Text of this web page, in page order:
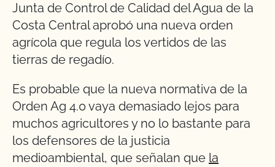
Junta de Control de Calidad del Agua de la
Costa Central aprobó una nueva orden
agrícola que regula los vertidos de las
tierras de regadío.
Es probable que la nueva normativa de la
Orden Ag 4.0 vaya demasiado lejos para
muchos agricultores y no lo bastante para
los defensores de la justicia
medioambiental, que señalan que la